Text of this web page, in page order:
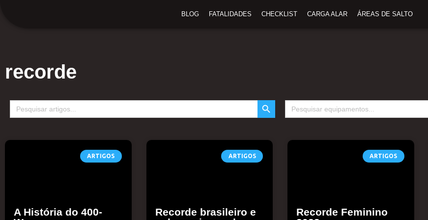
BLOG FATALIDADES CHECKLIST CARGA ALAR ÁREAS DE SALTO
recorde
Search
for:
SEARCH BUTTONSearch
for:
ARTIGOS
A História do 400-
ARTIGOS
Recorde brasileiro e
ARTIGOS
Recorde Feminino